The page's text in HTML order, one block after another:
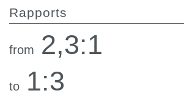
Rapports
from 2,3:1
to 1:3